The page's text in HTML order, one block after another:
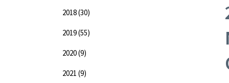
2018(30)
2019(55)
2020(9)
2021 (9)